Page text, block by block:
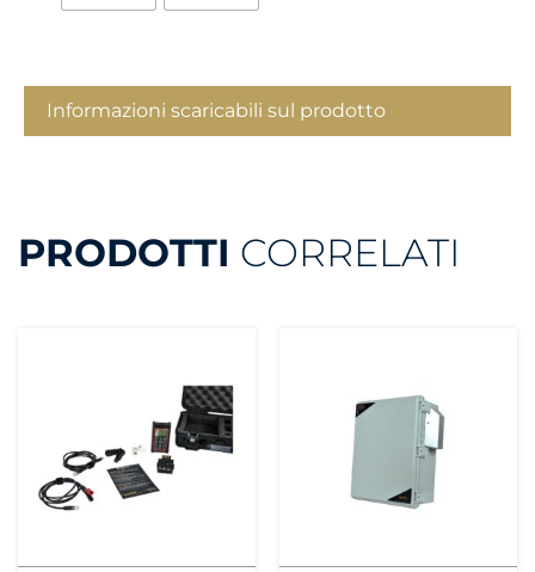
Informazioni scaricabili sul prodotto
PRODOTTI CORRELATI